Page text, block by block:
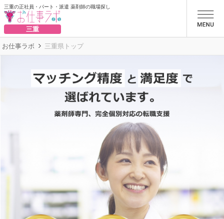
三重の正社員・パート・派遣 薬剤師の職場探し
三重
お仕事ラボ 三重県トップ